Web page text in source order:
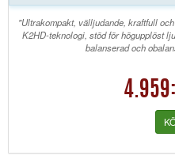
"Ultrakompakt, välljudande, kraftfull
K2HD-teknologi, stöd för högupplöst
balanserad och